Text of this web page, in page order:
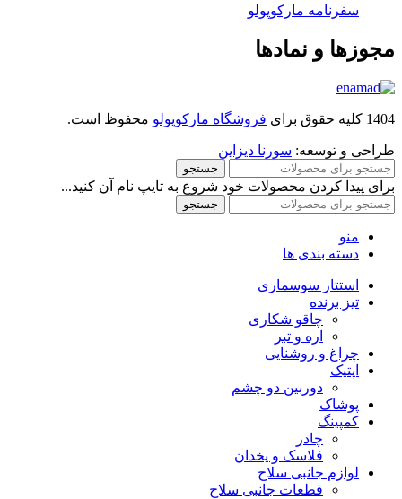
سفرنامه مارکوپولو
مجوزها و نمادها
1404 کلیه حقوق برای فروشگاه مارکوپولو محفوظ است.
طراحی و توسعه: سورنا دیزاین
جستجو
برای پیدا کردن محصولات خود شروع به تایپ نام آن کنید...
جستجو
منو
دسته بندی ها
استتار سوسماری
تیز برنده
چاقو شکاری
اره و تبر
چراغ و روشنایی
اپتیک
دوربین دو چشم
پوشاک
کمپینگ
چادر
فلاسک و یخدان
لوازم جانبی سلاح
قطعات جانبی سلاح